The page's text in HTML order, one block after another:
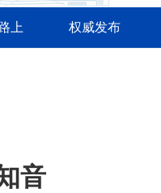
上 权威发布
音